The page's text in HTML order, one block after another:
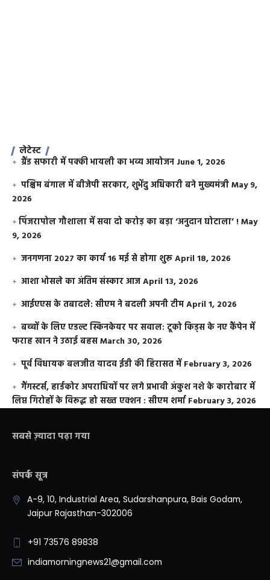
लेटेस्ट
ग्रैंड सफारी में पक्की भायली का भव्य आयोजन June 1, 2026
पश्चिम बंगाल में बीजेपी सरकार, शुभेंदु अधिकारी बने मुख्यमंत्रीMay 9,
2026
​पिंजरापोल गौशाला में सवा दो करोड़ का बड़ा ‘अनुदान घोटाला’ !May
9, 2026
जनगणना 2027 का कार्य 16 मई से होगा शुरूApril 18, 2026
आशा भोसले का अंतिम संस्कार आजApril 13, 2026
आईएएस के तबादले: सीएम ने बदली अपनी टीमApril 1, 2026
बच्चों के लिए एडल्ट स्किनकेयर पर सवाल: टूको किड्स के नए कैंपेन में
फराह खान ने उठाई बहसMarch 30, 2026
पूर्व विधायक बलजीत यादव ईडी की हिरासत में February 3, 2026
गैंगस्टर्स, हार्डकोर अपराधियों पर लगे प्रभावी अंकुश नशे के कारोबार में
लिप्त गिरोहों के विरूद्ध हो सख्त एक्शन : सीएम शर्मा February 3, 2026
सबसे ज़्यादा पढ़ा गया
संपर्क सूत्र
A-9, 10, Industrial Area, Sudarshanpura, Bais Godam,
Jaipur Rajasthan-302006
+91 73576 89838
indiamorningnews21@gmail.com